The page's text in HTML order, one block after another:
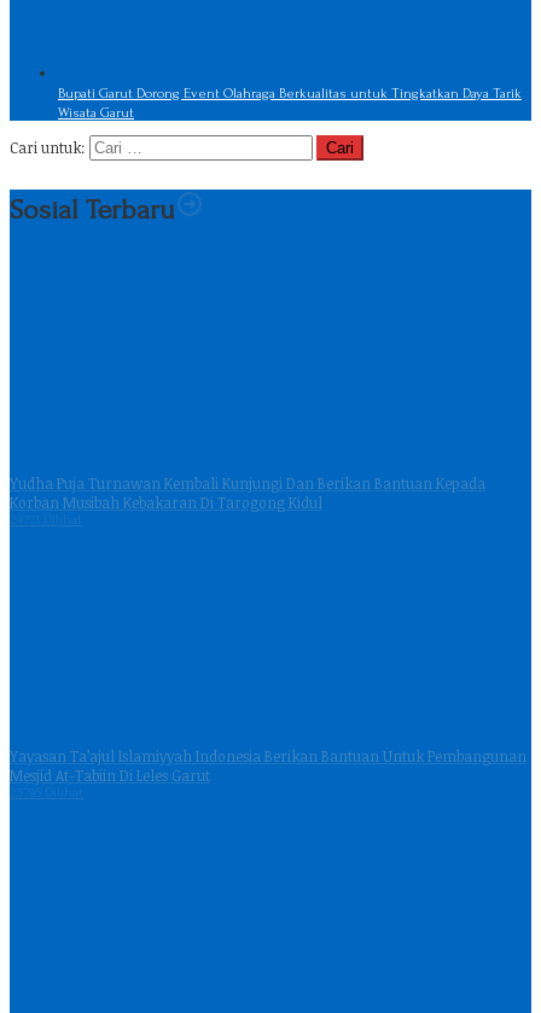
Bupati Garut Dorong Event Olahraga Berkualitas untuk Tingkatkan Daya Tarik
Wisata Garut
Cari untuk:
Sosial Terbaru
Yudha Puja Turnawan Kembali Kunjungi Dan Berikan Bantuan Kepada
Korban Musibah Kebakaran Di Tarogong Kidul
24771 Dilihat
Yayasan Ta’ajul Islamiyyah Indonesia Berikan Bantuan Untuk Pembangunan
Mesjid At-Tabiin Di Leles Garut
23795 Dilihat